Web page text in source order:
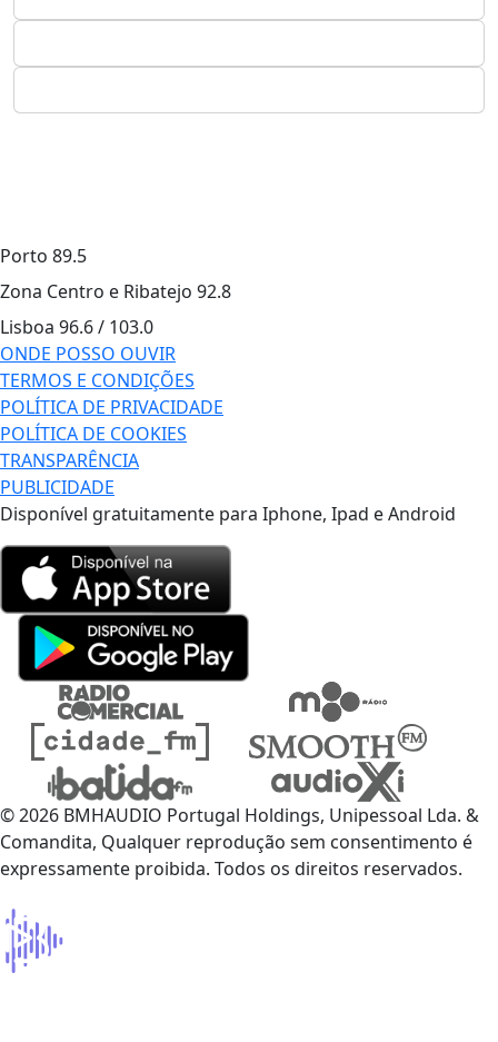
Porto 89.5
Zona Centro e Ribatejo 92.8
Lisboa 96.6 / 103.0
ONDE POSSO OUVIR
TERMOS E CONDIÇÕES
POLÍTICA DE PRIVACIDADE
POLÍTICA DE COOKIES
TRANSPARÊNCIA
PUBLICIDADE
Disponível gratuitamente para Iphone, Ipad e Android
© 2026 BMHAUDIO Portugal Holdings, Unipessoal Lda. &
Comandita, Qualquer reprodução sem consentimento é
expressamente proibida. Todos os direitos reservados.